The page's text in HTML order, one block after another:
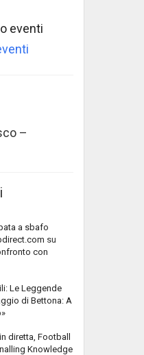
eventi
–
a sbafo
su
con
Le Leggende
di Bettona: A
diretta, Football
Knowledge